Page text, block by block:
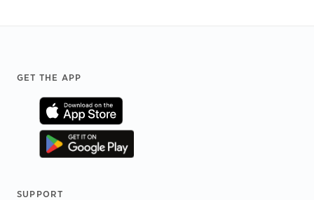
Footer
GET THE APP
SUPPORT